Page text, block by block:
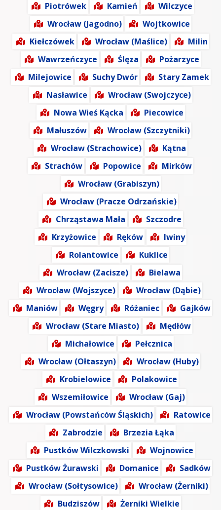
Piotrówek
Kamień
Wilczyce
Wrocław (Jagodno)
Wojtkowice
Kiełczówek
Wrocław (Maślice)
Milin
Wawrzeńczyce
Ślęza
Pożarzyce
Milejowice
Suchy Dwór
Stary Zamek
Nasławice
Wrocław (Swojczyce)
Nowa Wieś Kącka
Piecowice
Małuszów
Wrocław (Szczytniki)
Wrocław (Strachowice)
Kątna
Strachów
Popowice
Mirków
Wrocław (Grabiszyn)
Wrocław (Pracze Odrzańskie)
Chrząstawa Mała
Szczodre
Krzyżowice
Ręków
Iwiny
Rolantowice
Kuklice
Wrocław (Zacisze)
Bielawa
Wrocław (Wojszyce)
Wrocław (Dąbie)
Maniów
Węgry Różaniec
Gajków
Wrocław (Stare Miasto)
Mędłów
Michałowice
Pełcznica
Wrocław (Ołtaszyn)
Wrocław (Huby)
Krobielowice
Polakowice
Wszemiłowice
Wrocław (Gaj)
Wrocław (Powstańców Śląskich)
Ratowice
Zabrodzie
Brzezia Łąka
Pustków Wilczkowski
Wojnowice
Pustków Żurawski
Domanice
Sadków
Wrocław (Sołtysowice)
Wrocław (Żerniki)
Budziszów
Żerniki Wielkie